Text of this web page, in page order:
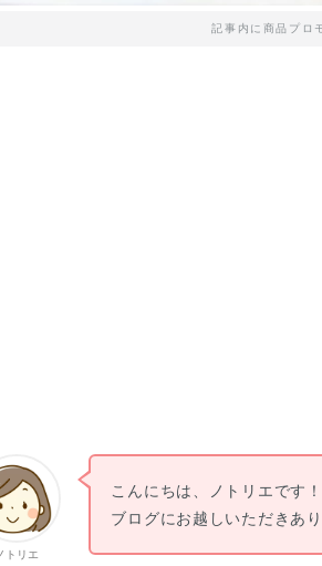
記事内に商品プロ
トリエ
こんにちは、ノトリエです！
ブログにお越しいただきあ